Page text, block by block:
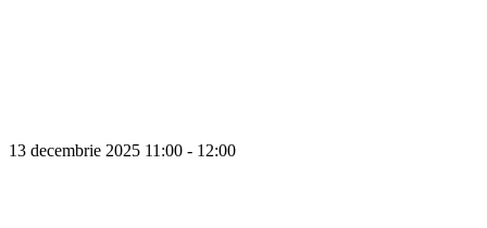
13 decembrie 2025 11:00 - 12:00